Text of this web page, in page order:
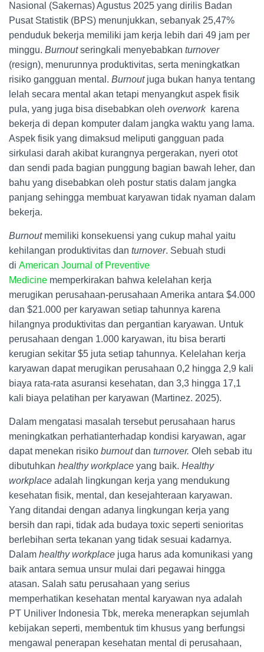
Nasional (Sakernas) Agustus 2025 yang dirilis Badan
Pusat Statistik (BPS) menunjukkan, sebanyak 25,47%
penduduk bekerja memiliki jam kerja lebih dari 49 jam per
minggu. Burnoutseringkali menyebabkan turnover
(resign), menurunnya produktivitas, serta meningkatkan
risiko gangguan mental. Burnoutjuga bukan hanya tentang
lelah secara mental akan tetapi menyangkut aspek fisik
pula, yang juga bisa disebabkan oleh overworkkarena
bekerja di depan komputer dalam jangka waktu yang lama.
Aspek fisik yang dimaksud meliputi gangguan pada
sirkulasi darah akibat kurangnya pergerakan, nyeri otot
dan sendi pada bagian punggung bagian bawah leher, dan
bahu yang disebabkan oleh postur statis dalam jangka
panjang sehingga membuat karyawan tidak nyaman dalam
bekerja.
Burnoutmemiliki konsekuensi yang cukup mahal yaitu
kehilangan produktivitas dan turnover. Sebuah studi
di American Journal of Preventive
Medicine memperkirakan bahwa kelelahan kerja
merugikan perusahaan-perusahaan Amerika antara $4.000
dan $21.000 per karyawan setiap tahunnya karena
hilangnya produktivitas dan pergantian karyawan. Untuk
perusahaan dengan 1.000 karyawan, itu bisa berarti
kerugian sekitar $5 juta setiap tahunnya. Kelelahan kerja
karyawan dapat merugikan perusahaan 0,2 hingga 2,9 kali
biaya rata-rata asuransi kesehatan, dan 3,3 hingga 17,1
kali biaya pelatihan per karyawan (Martinez. 2025).
Dalam mengatasi masalah tersebut perusahaan harus
meningkatkan perhatianterhadap kondisi karyawan, agar
dapat menekan risiko burnoutdan turnover. Oleh sebab itu
dibutuhkan healthy workplace yang baik. Healthy
workplace adalah lingkungan kerja yang mendukung
kesehatan fisik, mental, dan kesejahteraan karyawan.
Yang ditandai dengan adanya lingkungan kerja yang
bersih dan rapi, tidak ada budaya toxic seperti senioritas
berlebihan serta tekanan yang tidak sesuai kadarnya.
Dalam healthy workplace juga harus ada komunikasi yang
baik antara semua unsur mulai dari pegawai hingga
atasan. Salah satu perusahaan yang serius
memperhatikan kesehatan mental karyawan nya adalah
PT Uniliver Indonesia Tbk, mereka menerapkan sejumlah
kebijakan seperti, membentuk tim khusus yang berfungsi
mengawal penerapan kesehatan mental di perusahaan,